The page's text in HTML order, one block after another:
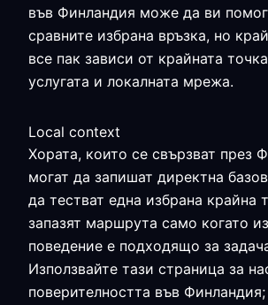
във Финландия може да ви
сравните избрана връзка, но
все пак зависи от крайната
услугата и локалната мрежа.
Local context
Хората, които се свързват през
могат да запишат директна
да тестват една избрана крайна
запазят маршрута само когато
поведение е подходящо за
Използвайте тази страница за
поверителността във